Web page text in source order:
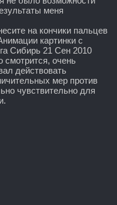
меня
на кончики пальцев
картинки с
Сибирь 21 Сен 2010
очень
действовать
мер против
чувствительно для